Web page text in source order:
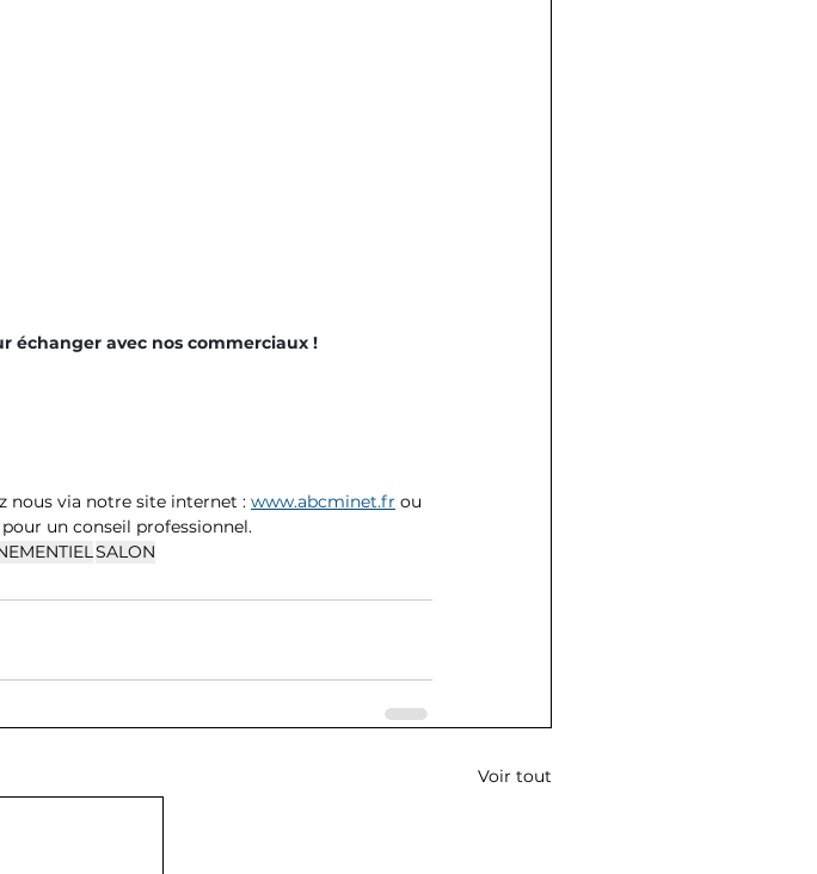
échanger avec nos commerciaux !
nous via notre site internet : www.abcminet.fr ou
pour un conseil professionnel.
SALON
Voir tout